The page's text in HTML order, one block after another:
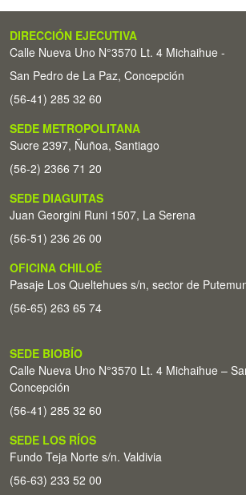
DIRECCIÓN EJECUTIVA
Calle Nueva Uno N°3570 Lt. 4 Michaihue -
San Pedro de La Paz, Concepción
(56-41) 285 32 60
SEDE METROPOLITANA
Sucre 2397, Ñuñoa, Santiago
(56-2) 2366 71 20
SEDE DIAGUITAS
Juan Georgini Runi 1507, La Serena
(56-51) 236 26 00
OFICINA CHILOÉ
Pasaje Los Queltehues s/n, sector de
(56-65) 263 65 74
SEDE BIOBÍO
Calle Nueva Uno N°3570 Lt. 4 Michaihue –
Concepción
(56-41) 285 32 60
SEDE LOS RÍOS
Fundo Teja Norte s/n. Valdivia
(56-63) 233 52 00